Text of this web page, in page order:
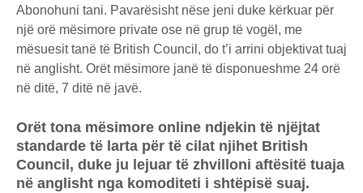
Abonohuni tani. Pavarësisht nëse jeni duke kërkuar për
një orë mësimore private ose në grup të vogël, me
mësuesit tanë të British Council, do t’i arrini objektivat tuaj
në anglisht. Orët mësimore janë të disponueshme 24 orë
në ditë, 7 ditë në javë.
Orët tona mësimore online ndjekin të njëjtat
standarde të larta për të cilat njihet British
Council, duke ju lejuar të zhvilloni aftësitë tuaja
në anglisht nga komoditeti i shtëpisë suaj.